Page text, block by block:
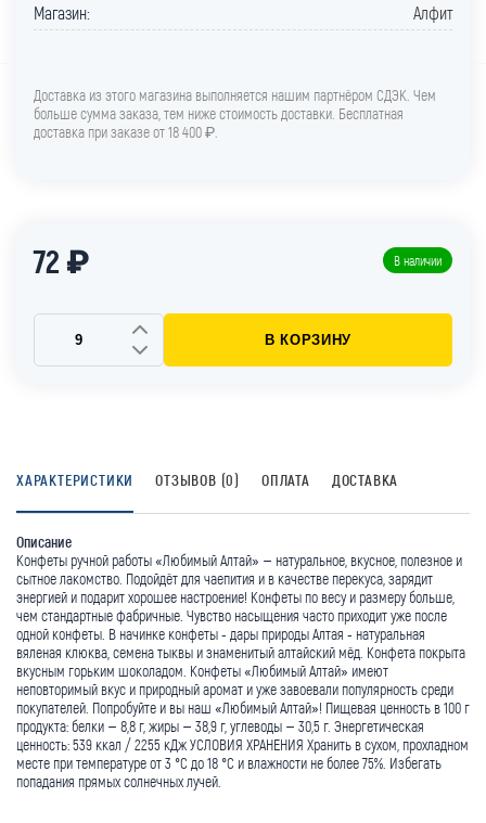
Магазин:
Алфит
Доставка из этого магазина выполняется нашим партнёром СДЭК. Чем
больше сумма заказа, тем ниже стоимость доставки. Бесплатная
доставка при заказе от 18 400 ₽.
72 ₽ В наличии
В КОРЗИНУ
ХАРАКТЕРИСТИКИ ОТЗЫВОВ (0) ОПЛАТА ДОСТАВКА
Описание
Конфеты ручной работы «Любимый Алтай» – натуральное, вкусное, полезное и
сытное лакомство. Подойдёт для чаепития и в качестве перекуса, зарядит
энергией и подарит хорошее настроение! Конфеты по весу и размеру больше,
чем стандартные фабричные. Чувство насыщения часто приходит уже после
одной конфеты. В начинке конфеты - дары природы Алтая - натуральная
вяленая клюква, семена тыквы и знаменитый алтайский мёд. Конфета покрыта
вкусным горьким шоколадом. Конфеты «Любимый Алтай» имеют
неповторимый вкус и природный аромат и уже завоевали популярность среди
покупателей. Попробуйте и вы наш «Любимый Алтай»! Пищевая ценность в 100 г
продукта: белки – 8,8 г, жиры – 38,9 г, углеводы – 30,5 г. Энергетическая
ценность: 539 ккал / 2255 кДж УСЛОВИЯ ХРАНЕНИЯ Хранить в сухом, прохладном
месте при температуре от 3 °С до 18 °С и влажности не более 75%. Избегать
попадания прямых солнечных лучей.